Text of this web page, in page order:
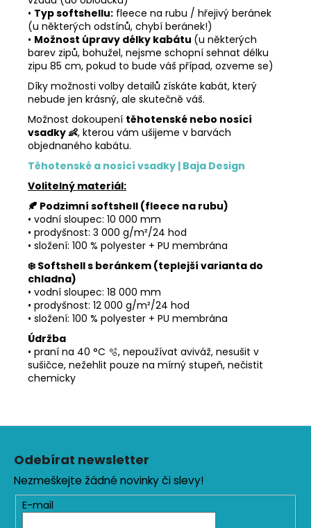
• Typ softshellu: fleece na rubu / hřejivý beránek
(u některých odstínů, chybí beránek!)
• Možnost úpravy délky kabátu (u některých
barev zipů, bohužel, nejsme schopní sehnat délku
zipu 85 cm, pokud to bude váš případ, ozveme se)
Díky možnosti volby detailů získáte kabát, který
nebude jen krásný, ale skutečně váš.
Možnost dokoupení těhotenské nebo nosící
vsadky 👶, kterou vám ušijeme v barvách
objednaného kabátu.
Těhotenské a nosící vsadky | Baja Design
Volitelný materiál:
🍂 Podzimní softshell (fleece na rubu)
• vodní sloupec: 10 000 mm
• prodyšnost: 3 000 g/m²/24 hod
• složení: 100 % polyester + PU membrána
❄️ Softshell s beránkem (teplejší varianta do
chladna)
• vodní sloupec: 18 000 mm
• prodyšnost: 12 000 g/m²/24 hod
• složení: 100 % polyester + PU membrána
Údržba
• praní na 40 °C 🫧, nepoužívat aviváž, nesušit v
sušičce, nežehlit pouze na mírný stupeň, nečistit
chemicky
Odebírat newsletter
Nezmeškejte žádné novinky či slevy!
E-mail